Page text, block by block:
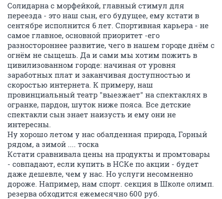
Солидарна с морфейкой, главный стимул для
переезда - это наш сын, его будущее, ему кстати в
сентябре исполнится 6 лет. Спортивная карьера - не
самое главное, основной приоритет -его
разностороннее развитие, чего в нашем городе днём с
огнём не сыщешь. Да и сами мы хотим пожить в
цивилизованном городе: начиная от уровня
заработных плат и заканчивая доступностью и
скоростью интернета. К примеру, наш
провинциальный театр "выезжает" на спектаклях в
огранке, пардон, шуток ниже пояса. Все детские
спектакли сын знает наизусть и ему они не
интересны.
Ну хорошо летом у нас обалденная природа, Горный
рядом, а зимой .... тоска
Кстати сравнивала цены на продукты и промтовары
- совпадают, если купить в НСКе по акции - будет
даже дешевле, чем у нас. Но услуги несомненно
дороже. Например, нам спорт. секция в Школе олимп.
резерва обходится ежемесячно 600 руб.